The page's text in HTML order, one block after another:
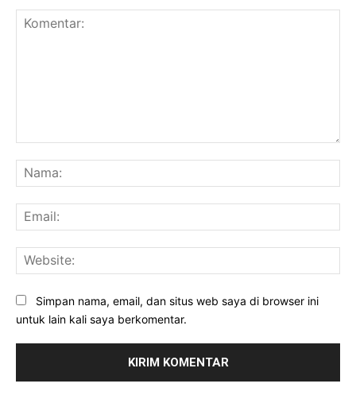
Simpan nama, email, dan situs web saya di browser ini
untuk lain kali saya berkomentar.